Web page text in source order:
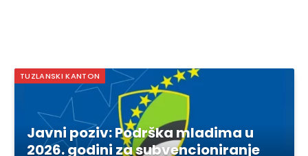
TUZLANSKI KANTON
Javni poziv: Podrška mladima u
2026. godini za subvencioniranje